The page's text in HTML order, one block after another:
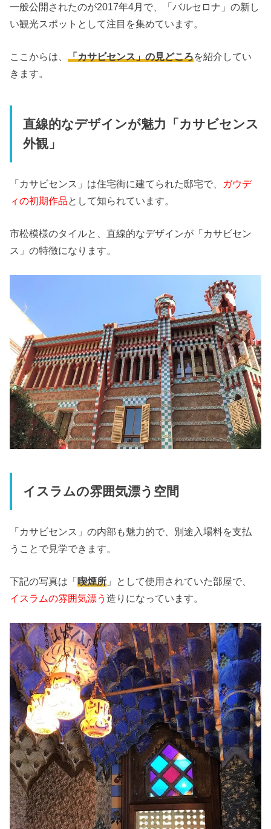
一般公開されたのが2017年4月で、「バルセロナ」の新し
い観光スポットとして注目を集めています。
ここからは、「カサビセンス」の見どころを紹介してい
きます。
直線的なデザインが魅力「カサビセンス
外観」
「カサビセンス」は住宅街に建てられた邸宅で、 ガウデ
ィの初期作品として知られています。
市松模様のタイルと、直線的なデザインが「カサビセン
ス」の特徴になります。
イスラムの雰囲気漂う空間
「カサビセンス」の内部も魅力的で、別途入場料を支払
うことで見学できます。
下記の写真は「喫煙所 」として使用されていた部屋で、
イスラムの雰囲気漂う造りになっています。